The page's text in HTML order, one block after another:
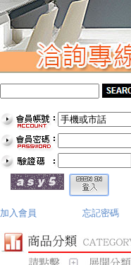
加入會員 忘記密碼